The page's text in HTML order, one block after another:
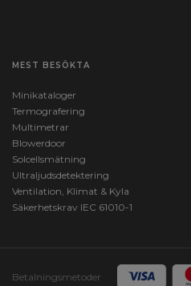
MEST BESÖKTA
Minikataloger
Termografering
Multimetrar
Blowerdoor
Solcellsmätning
Ultraljudsdetektering
Ventilation, Klimat & Kyla
Säkerhetskrav IEC 61010-1
Betalningsmetoder